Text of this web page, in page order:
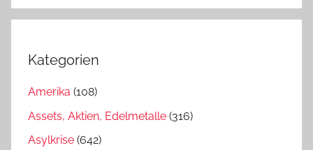
Kategorien
Amerika (108)
Assets, Aktien, Edelmetalle (316)
Asylkrise (642)